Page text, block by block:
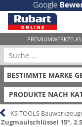
PRODUKTE NACH
KS TOOLS
Zugmaulschlüssel 15°,